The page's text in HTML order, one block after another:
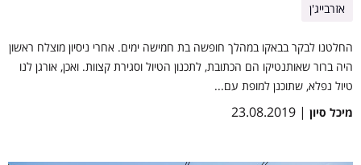
אזרבייג'ן
החלטנו לבקר בבאקו במהלך חופשה בת חמישה ימים. אחרי ניסיון מוצלח ראשון
היה ברור שאותנטיקו הם הכתובת, לתכנון הטיול וסגירת קצוות. ואכן, אורגן לנו
טיול נפלא, שתוכנן למופת עם...
מיכל סיון | 23.08.2019